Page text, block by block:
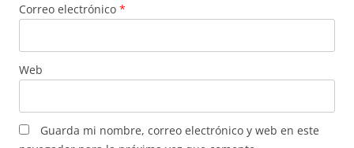
Correo electrónico *
Web
Guarda mi nombre, correo electrónico y web en este